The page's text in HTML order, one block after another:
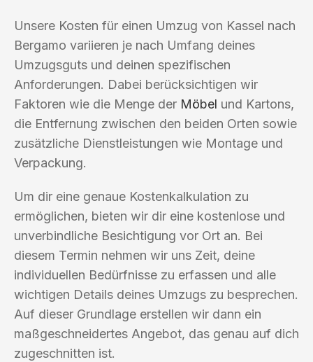
Unsere Kosten für einen Umzug von Kassel nach
Bergamo variieren je nach Umfang deines
Umzugsguts und deinen spezifischen
Anforderungen. Dabei berücksichtigen wir
Faktoren wie die Menge der Möbel und Kartons,
die Entfernung zwischen den beiden Orten sowie
zusätzliche Dienstleistungen wie Montage und
Verpackung.
Um dir eine genaue Kostenkalkulation zu
ermöglichen, bieten wir dir eine kostenlose und
unverbindliche Besichtigung vor Ort an. Bei
diesem Termin nehmen wir uns Zeit, deine
individuellen Bedürfnisse zu erfassen und alle
wichtigen Details deines Umzugs zu besprechen.
Auf dieser Grundlage erstellen wir dann ein
maßgeschneidertes Angebot, das genau auf dich
zugeschnitten ist.